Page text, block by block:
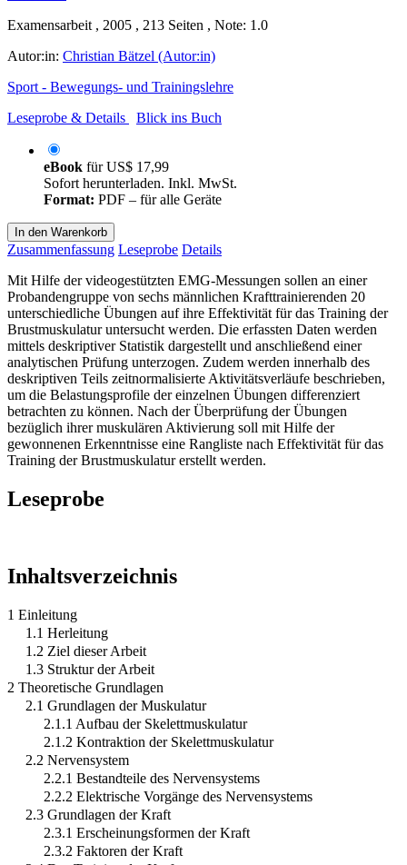
Examensarbeit , 2005 , 213 Seiten , Note: 1.0
Autor:in: Christian Bätzel (Autor:in)
Sport - Bewegungs- und Trainingslehre
Leseprobe & Details
Blick ins Buch
eBook fürUS$ 17,99
Sofort herunterladen. Inkl. MwSt.
Format: PDF – für alle Geräte
In den Warenkorb
Zusammenfassung Leseprobe Details
Mit Hilfe der videogestützten EMG-Messungen sollen an einer
Probandengruppe von sechs männlichen Krafttrainierenden 20
unterschiedliche Übungen auf ihre Effektivität für das Training der
Brustmuskulatur untersucht werden. Die erfassten Daten werden
mittels deskriptiver Statistik dargestellt und anschließend einer
analytischen Prüfung unterzogen. Zudem werden innerhalb des
deskriptiven Teils zeitnormalisierte Aktivitätsverläufe beschrieben,
um die Belastungsprofile der einzelnen Übungen differenziert
betrachten zu können. Nach der Überprüfung der Übungen
bezüglich ihrer muskulären Aktivierung soll mit Hilfe der
gewonnenen Erkenntnisse eine Rangliste nach Effektivität für das
Training der Brustmuskulatur erstellt werden.
Leseprobe
Inhaltsverzeichnis
1 Einleitung
1.1 Herleitung
1.2 Ziel dieser Arbeit
1.3 Struktur der Arbeit
2 Theoretische Grundlagen
2.1 Grundlagen der Muskulatur
2.1.1 Aufbau der Skelettmuskulatur
2.1.2 Kontraktion der Skelettmuskulatur
2.2 Nervensystem
2.2.1 Bestandteile des Nervensystems
2.2.2 Elektrische Vorgänge des Nervensystems
2.3 Grundlagen der Kraft
2.3.1 Erscheinungsformen der Kraft
2.3.2 Faktoren der Kraft